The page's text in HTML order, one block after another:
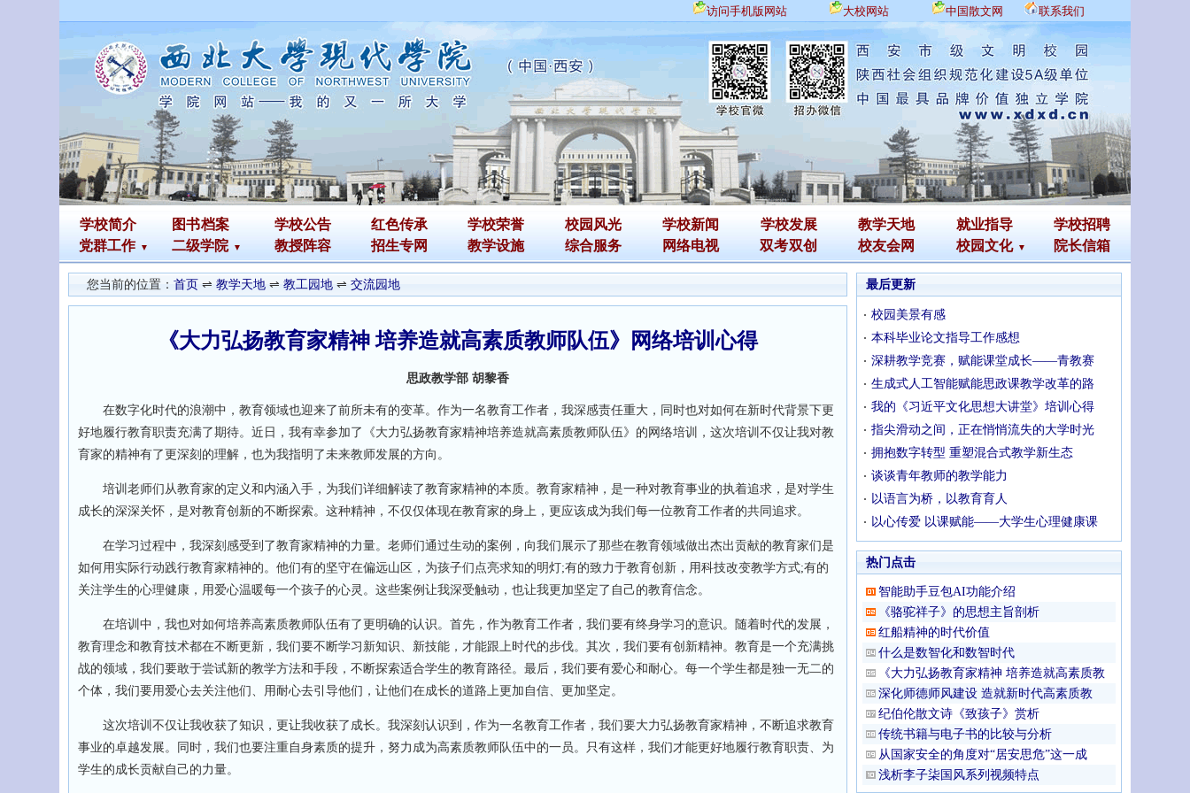
访问手机版网站 大校网站 中国散文网 联系我们
学校简介 图书档案 学校公告 红色传承 学校荣誉 校园风光 学校新闻 学校发展 教学天地 就业指导
学校招聘
党群工作
二级学院 教授阵容 招生专网 教学设施 综合服务 网络电视 双考双创 校友会网 校园文化 院长信箱
您当前的位置： 首页 ⇌ 教学天地 ⇌ 教工园地 ⇌ 交流园地
《大力弘扬教育家精神 培养造就高素质教师队伍》网络培训心得
思政教学部 胡黎香
在数字化时代的浪潮中，教育领域也迎来了前所未有的变革。作为一名教育工作者，我深感责任重大，同时也对如何在新时代背景下更
好地履行教育职责充满了期待。近日，我有幸参加了《大力弘扬教育家精神培养造就高素质教师队伍》的网络培训，这次培训不仅让我对教
育家的精神有了更深刻的理解，也为我指明了未来教师发展的方向。
培训老师们从教育家的定义和内涵入手，为我们详细解读了教育家精神的本质。教育家精神，是一种对教育事业的执着追求，是对学生
成长的深深关怀，是对教育创新的不断探索。这种精神，不仅仅体现在教育家的身上，更应该成为我们每一位教育工作者的共同追求。
在学习过程中，我深刻感受到了教育家精神的力量。老师们通过生动的案例，向我们展示了那些在教育领域做出杰出贡献的教育家们是
如何用实际行动践行教育家精神的。他们有的坚守在偏远山区，为孩子们点亮求知的明灯;有的致力于教育创新，用科技改变教学方式;有的
关注学生的心理健康，用爱心温暖每一个孩子的心灵。这些案例让我深受触动，也让我更加坚定了自己的教育信念。
在培训中，我也对如何培养高素质教师队伍有了更明确的认识。首先，作为教育工作者，我们要有终身学习的意识。随着时代的发展，
教育理念和教育技术都在不断更新，我们要不断学习新知识、新技能，才能跟上时代的步伐。其次，我们要有创新精神。教育是一个充满挑
战的领域，我们要敢于尝试新的教学方法和手段，不断探索适合学生的教育路径。最后，我们要有爱心和耐心。每一个学生都是独一无二的
个体，我们要用爱心去关注他们、用耐心去引导他们，让他们在成长的道路上更加自信、更加坚定。
这次培训不仅让我收获了知识，更让我收获了成长。我深刻认识到，作为一名教育工作者，我们要大力弘扬教育家精神，不断追求教育
事业的卓越发展。同时，我们也要注重自身素质的提升，努力成为高素质教师队伍中的一员。只有这样，我们才能更好地履行教育职责、为
学生的成长贡献自己的力量。
最后更新
校园美景有感
本科毕业论文指导工作感想
深耕教学竞赛，赋能课堂成长——青教赛
生成式人工智能赋能思政课教学改革的路
我的《习近平文化思想大讲堂》培训心得
指尖滑动之间，正在悄悄流失的大学时光
拥抱数字转型 重塑混合式教学新生态
谈谈青年教师的教学能力
以语言为桥，以教育育人
以心传爱 以课赋能——大学生心理健康课
热门点击
智能助手豆包AI功能介绍
《骆驼祥子》的思想主旨剖析
红船精神的时代价值
什么是数智化和数智时代
《大力弘扬教育家精神 培养造就高素质教
深化师德师风建设 造就新时代高素质教
纪伯伦散文诗《致孩子》赏析
传统书籍与电子书的比较与分析
从国家安全的角度对“居安思危”这一成
浅析李子柒国风系列视频特点